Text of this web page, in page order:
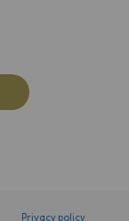
Privacy policy